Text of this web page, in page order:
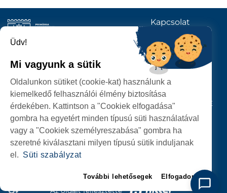
SZEMÉLYES ADATOK VÉDELME
Az oldalt fejlesztette
SZATMÁRNÉMETI
POLGÁRMESTERI HIVATAL
P-ȚA 25 OCTOMBRIE, NR. 1 CORP M, 440026 SATU MARE
Kapcsolat
KÖVESSENEK
Üdv!
Mi vagyunk a sütik
Oldalunkon sütiket (cookie-kat) használunk a
kiemelkedő felhasználói élmény biztosítása
érdekében. Kattintson a "Cookiek elfogadása"
gombra ha egyetért minden típusú süti használatával
vagy a "Cookiek személyreszabása" gombra ha
szeretné kiválasztani milyen típusú sütik induljanak
el. Süti szabályzat
További lehetősegek Elfogadom